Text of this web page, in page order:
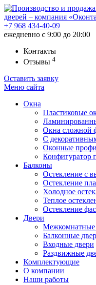
+7 968 434-40-09
ежедневно с 9:00 до 20:00
Контакты
Отзывы 4
Оставить заявку
Меню сайта
Окна
Пластиковые
Окна сложной
С
Оконные
Конфигуратор
Балконы
Остекление с
Остекление
Холодное
Теплое
Остекление
Двери
Межкомнатные
Балконные
Входные двери
Раздвижные
Комплектующие
О компании
Наши работы